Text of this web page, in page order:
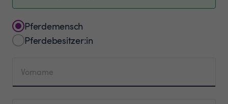
Pferdemensch
Pferdebesitzer:in
Vorname